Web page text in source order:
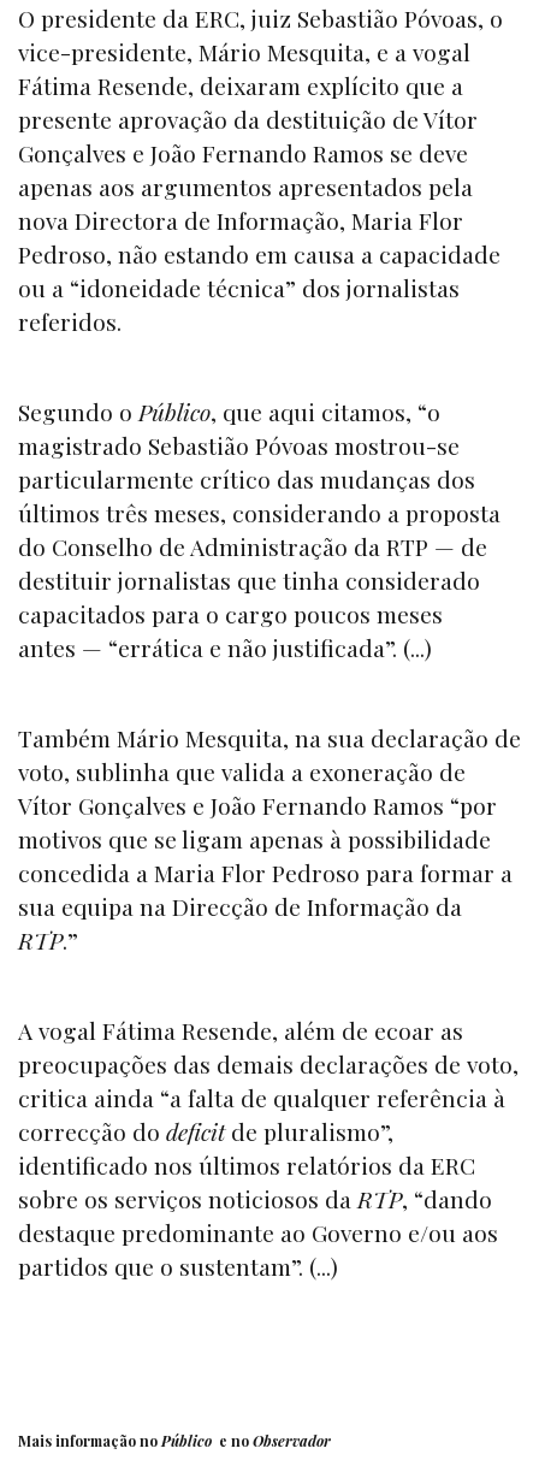
O presidente da ERC, juiz Sebastião Póvoas, o
vice-presidente, Mário Mesquita, e a vogal
Fátima Resende, deixaram explícito que a
presente aprovação da destituição de Vítor
Gonçalves e João Fernando Ramos se deve
apenas aos argumentos apresentados pela
nova Directora de Informação, Maria Flor
Pedroso, não estando em causa a capacidade
ou a “idoneidade técnica” dos jornalistas
referidos.
Segundo o Público, que aqui citamos, “o
magistrado Sebastião Póvoas mostrou-se
particularmente crítico das mudanças dos
últimos três meses, considerando a proposta
do Conselho de Administração da RTP — de
destituir jornalistas que tinha considerado
capacitados para o cargo poucos meses
antes — “errática e não justificada”. (...)
Também Mário Mesquita, na sua declaração de
voto, sublinha que valida a exoneração de
Vítor Gonçalves e João Fernando Ramos “por
motivos que se ligam apenas à possibilidade
concedida a Maria Flor Pedroso para formar a
sua equipa na Direcção de Informação da
RTP.”
A vogal Fátima Resende, além de ecoar as
preocupações das demais declarações de voto,
critica ainda “a falta de qualquer referência à
correcção do deficitde pluralismo”,
identificado nos últimos relatórios da ERC
sobre os serviços noticiosos daRTP, “dando
destaque predominante ao Governo e/ou aos
partidos que o sustentam”. (...)
Mais informação noPúblico e noObservador